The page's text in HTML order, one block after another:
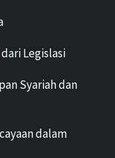
Legislasi
Syariah dan
dalam